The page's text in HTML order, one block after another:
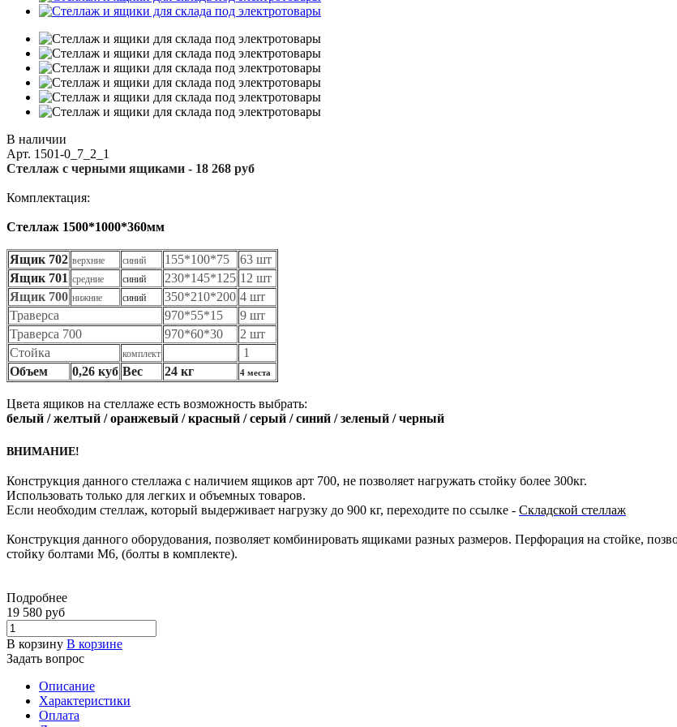
В наличии
Арт. 1501-0_7_2_1
Стеллаж с черными ящиками - 18 268 руб
Комплектация:
Стеллаж 1500*1000*360мм
Ящик 702 верхние синий 155*100*75
63 шт
Ящик 701 средние синий 230*145*125 12 шт
Ящик 700 нижние синий 350*210*200 4 шт
Траверса
970*55*15
9 шт
Траверса 700
970*60*30
2 шт
Стойка
комплект
1
Объем
0,26 куб Вес 24 кг 4 места
Цвета ящиков на стеллаже есть возможность выбрать:
белый / желтый / оранжевый / красный / серый / синий / зеленый / черный
ВНИМАНИЕ!
Конструкция данного стеллажа с наличием ящиков арт 700, не позволяет нагружать стойку более 300кг.
Использовать только для легких и объемных товаров.
Если необходим стеллаж, который выдерживает нагрузку до 900 кг, переходите по ссылке - Складской стеллаж
Конструкция данного оборудования, позволяет комбинировать ящиками разных размеров. Перфорация на стойке,
стойку болтами М6, (болты в комплекте).
Подробнее
19 580 руб
В корзину В корзине
Задать вопрос
Описание
Характеристики
Оплата